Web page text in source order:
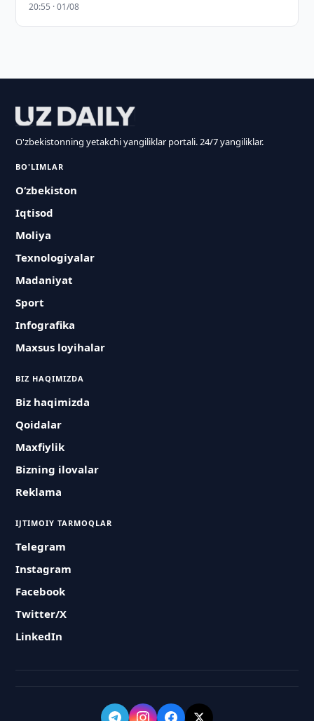
20:55 · 01/08
O'zbekistonning yetakchi yangiliklar portali. 24/7 yangiliklar.
BO'LIMLAR
O‘zbekiston
Iqtisod
Moliya
Texnologiyalar
Madaniyat
Sport
Infografika
Maxsus loyihalar
BIZ HAQIMIZDA
Biz haqimizda
Qoidalar
Maxfiylik
Bizning ilovalar
Reklama
IJTIMOIY TARMOQLAR
Telegram
Instagram
Facebook
Twitter/X
LinkedIn